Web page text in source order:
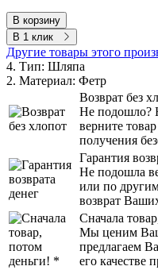
В корзину
В 1 клик
Другие товары этого
4. Тип: Шляпа
2. Материал: Фетр
Возврат без
Не подошло?
верните
получения
Гарантия
Не подошла
или по
возврат
Сначала
Мы ценим
предлагаем
его качестве